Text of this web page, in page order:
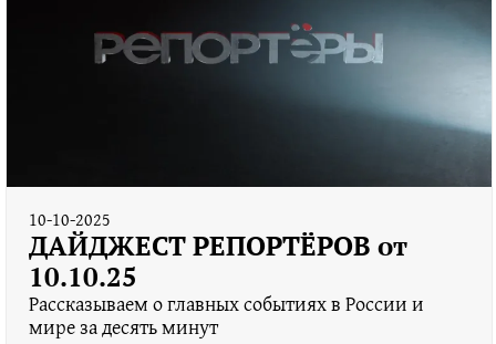
10-10-2025
ДАЙДЖЕСТ РЕПОРТЁРОВ от
10.10.25
Рассказываем о главных событиях в России и
мире за десять минут